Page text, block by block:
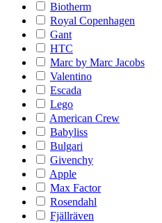
Biotherm
Royal Copenhagen
Gant
HTC
Marc by Marc Jacobs
Valentino
Escada
Lego
American Crew
Babyliss
Bulgari
Givenchy
Apple
Max Factor
Rosendahl
Fjällräven